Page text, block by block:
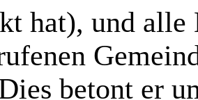
hat), und
betont er